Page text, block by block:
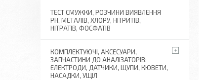
ТЕСТ СМУЖКИ, РОЗЧИНИ ВИЯВЛЕННЯ
РН, МЕТАЛІВ, ХЛОРУ, НІТРИТІВ,
НІТРАТІВ, ФОСФАТІВ
КОМПЛЕКТУЮЧІ, АКСЕСУАРИ,
ЗАПЧАСТИНИ ДО АНАЛІЗАТОРІВ:
ЕЛЕКТРОДИ, ДАТЧИКИ, ЩУПИ, КЮВЕТИ,
НАСАДКИ, УЩІЛ